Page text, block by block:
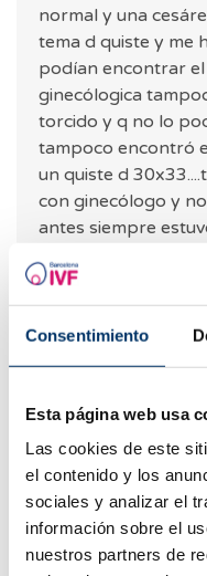
Consentimiento
Esta página web usa
Las cookies de este
el contenido y los
sociales y analizar el
información sobre el
nuestros partners de
normal y una
tema d quiste y me
podían encontrar
ginecólogica
torcido y q no lo
tampoco encontró
un quiste d
con ginecólogo y
antes siempre
Adriana
Hola mi hija
semanas y la beba
hicieron la cesárea